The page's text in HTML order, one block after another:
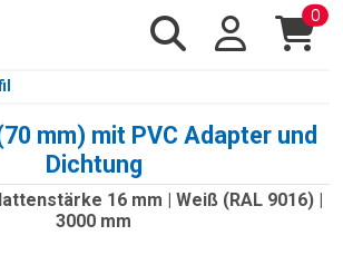
0
mm) mit PVC Adapter und
Dichtung
16 mm | Weiß (RAL 9016) |
3000 mm